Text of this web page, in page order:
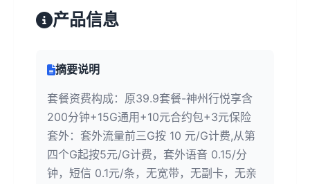
产品信息
摘要说明
套餐资费构成：原39.9套餐-神州行悦享含
200分钟+15G通用+10元合约包+3元保险
套外：套外流量前三G按 10 元/G计费,从第
四个G起按5元/G计费，套外语音 0.15/分
钟，短信 0.1元/条，无宽带，无副卡，无亲